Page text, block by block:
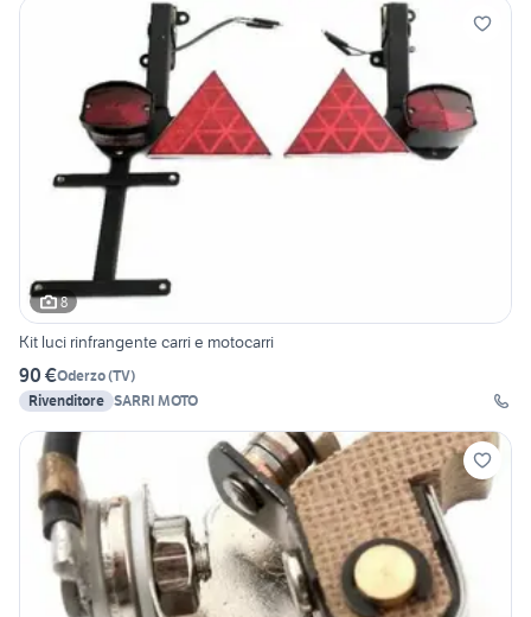
8
Kit luci rinfrangente carri e motocarri
90 €Oderzo(TV)
Rivenditore SARRI MOTO